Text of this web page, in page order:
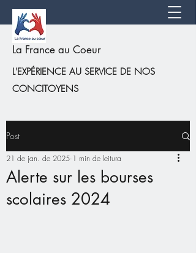
La France au Coeur
L'EXPÉRIENCE AU SERVICE DE NOS
CONCITOYENS
Post
Alerte sur les bourses
scolaires 2024
21 de jan. de 2025 1 min de leitura